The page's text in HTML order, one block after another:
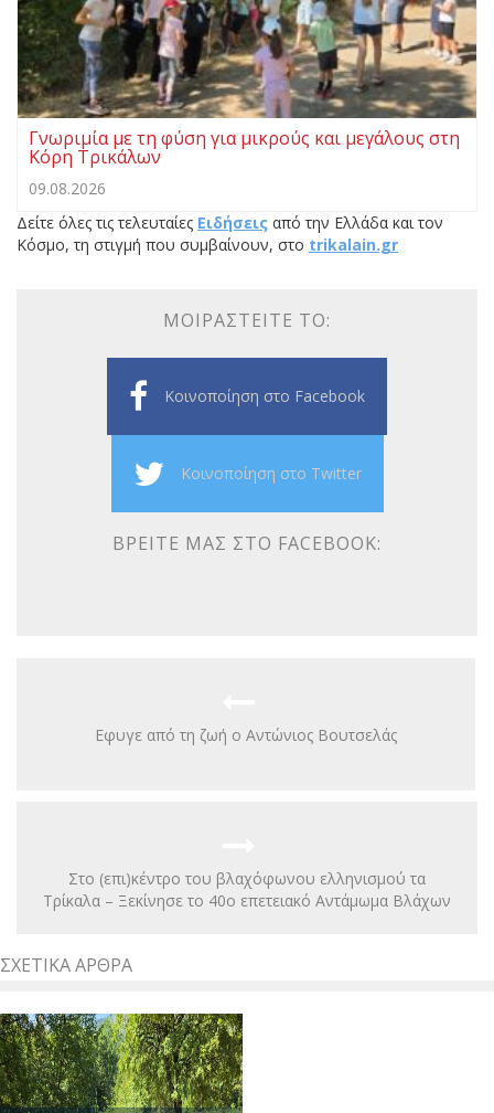
Γνωριμία με τη φύση για μικρούς και μεγάλους στη
Κόρη Τρικάλων
09.08.2026
Δείτε όλες τις τελευταίες Ειδήσεις από την Ελλάδα και τον
Κόσμο, τη στιγμή που συμβαίνουν, στο trikalain.gr
ΜΟΙΡΑΣΤΕΊΤΕ ΤΟ:
Κοινοποίηση στο Facebook
Κοινοποίηση στο Twitter
ΒΡΕΊΤΕ ΜΑΣ ΣΤΟ FACEBOOK:
Eφυγε από τη ζωή ο Αντώνιος Βουτσελάς
Στο (επι)κέντρο του βλαχόφωνου ελληνισμού τα
Τρίκαλα – Ξεκίνησε το 40ο επετειακό Αντάμωμα Βλάχων
ΣΧΕΤΙΚΆ ΆΡΘΡΑ